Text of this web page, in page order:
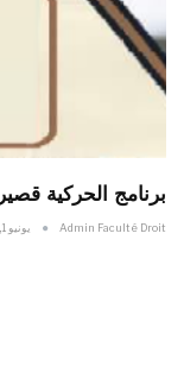
برنامج الحركية قصيرة
Admin Faculté Droit يونيو 1, 2024